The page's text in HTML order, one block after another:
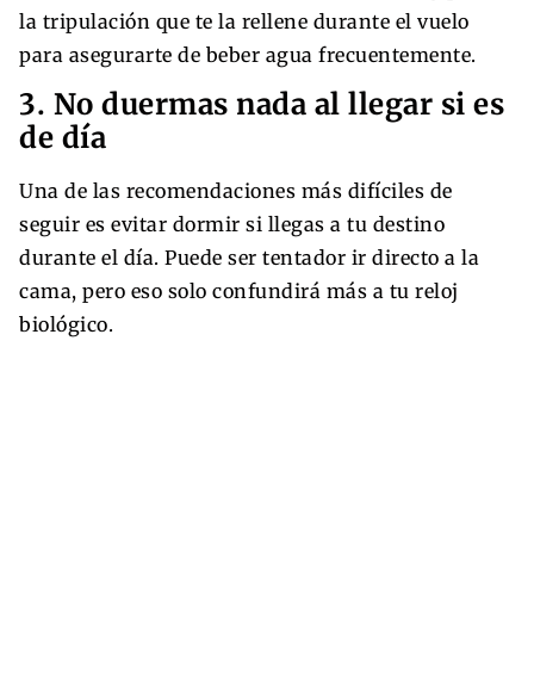
la tripulación que te la rellene durante el vuelo
para asegurarte de beber agua frecuentemente.
3. No duermas nada al llegar si es
de día
Una de las recomendaciones más difíciles de
seguir es evitar dormir si llegas a tu destino
durante el día. Puede ser tentador ir directo a la
cama, pero eso solo confundirá más a tu reloj
biológico.